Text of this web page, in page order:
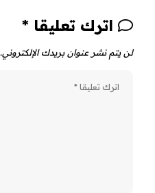
اترك تعليقا *
لن يتم نشر عنوان بريدك الإلكتروني.